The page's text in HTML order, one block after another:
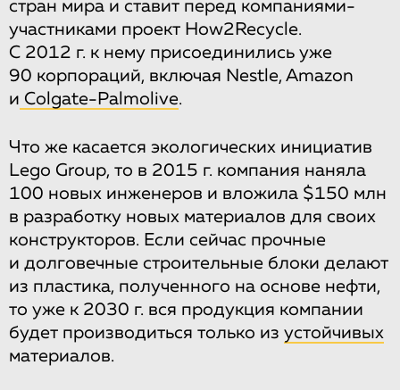
стран мира и ставит перед компаниями-
участниками проект How2Recycle.
С 2012 г. к нему присоединились уже
90 корпораций, включая Nestle, Amazon
и Colgate-Palmolive.
Что же касается экологических инициатив
Lego Group, то в 2015 г. компания наняла
100 новых инженеров и вложила $150 млн
в разработку новых материалов для своих
конструкторов. Если сейчас прочные
и долговечные строительные блоки делают
из пластика, полученного на основе нефти,
то уже к 2030 г. вся продукция компании
будет производиться только из устойчивых
материалов.